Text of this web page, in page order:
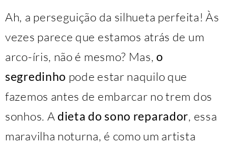
Ah, a perseguição da silhueta perfeita! Às
vezes parece que estamos atrás de um
arco-íris, não é mesmo? Mas,o
segredinho pode estar naquilo que
fazemos antes de embarcar no trem dos
sonhos. A dieta do sono reparador, essa
maravilha noturna, é como um artista